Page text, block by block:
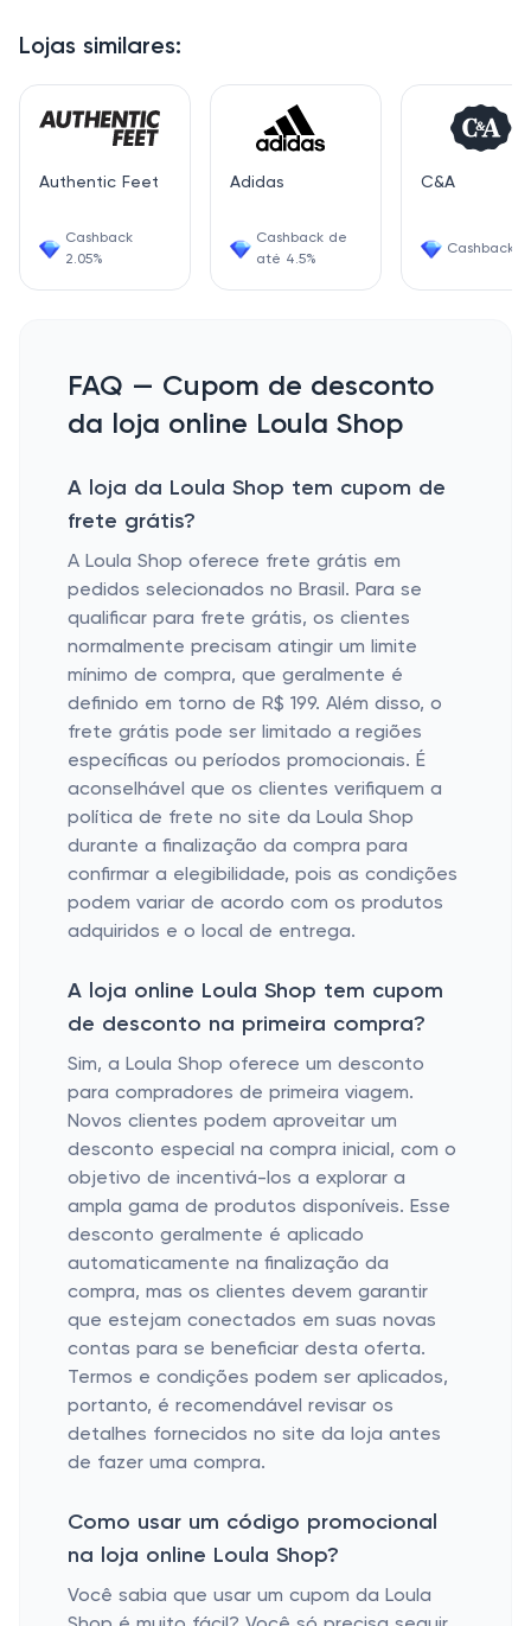
Lojas similares:
Authentic Feet
Cashback
2.05%
Adidas
Cashback de
até 4.5%
C&A
Cashback
FAQ — Cupom de desconto
da loja online Loula Shop
A loja da Loula Shop tem cupom de
frete grátis?
A Loula Shop oferece frete grátis em
pedidos selecionados no Brasil. Para se
qualificar para frete grátis, os clientes
normalmente precisam atingir um limite
mínimo de compra, que geralmente é
definido em torno de R$ 199. Além disso, o
frete grátis pode ser limitado a regiões
específicas ou períodos promocionais. É
aconselhável que os clientes verifiquem a
política de frete no site da Loula Shop
durante a finalização da compra para
confirmar a elegibilidade, pois as condições
podem variar de acordo com os produtos
adquiridos e o local de entrega.
A loja online Loula Shop tem cupom
de desconto na primeira compra?
Sim, a Loula Shop oferece um desconto
para compradores de primeira viagem.
Novos clientes podem aproveitar um
desconto especial na compra inicial, com o
objetivo de incentivá-los a explorar a
ampla gama de produtos disponíveis. Esse
desconto geralmente é aplicado
automaticamente na finalização da
compra, mas os clientes devem garantir
que estejam conectados em suas novas
contas para se beneficiar desta oferta.
Termos e condições podem ser aplicados,
portanto, é recomendável revisar os
detalhes fornecidos no site da loja antes
de fazer uma compra.
Como usar um código promocional
na loja online Loula Shop?
Você sabia que usar um cupom da Loula